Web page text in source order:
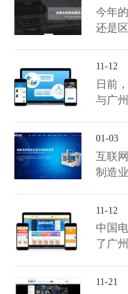
今年
还是
融合
州金
的品
合发
向数
合广
打造
官网。
11-12
日前
与广
信息
序，
求的
合求
01-03
互联
制造
向，
数据
日前
设公
议，
服务
11-12
中国
了广
需求
PC+
11-21